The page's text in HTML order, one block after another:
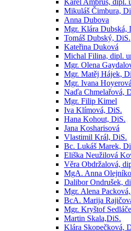
Karel Ambruš, dipl.
Mikuláš Čimbura,
Anna Dubova
Mgr. Klára Dubská,
Tomáš Dubský, DiS.
Kateřina Duková
Michal Filina, dipl.
Mgr. Olena
Mgr. Matěj Hájek,
Mgr. Ivana Hoyerová
Naďa Chmelařová,
Mgr. Filip Kimel
Iva Klímová, DiS.
Hana Kohout, DiS.
Jana Kosharisová
Vlastimil Král, DiS.
Bc. Lukáš Marek,
Eliška Neužilová
Věra Obdržalová,
MgA. Anna
Dalibor Ondrušek,
Mgr. Alena
BcA. Marija
Mgr. Kryštof
Martin Skala,DiS.
Klára Skopečková,